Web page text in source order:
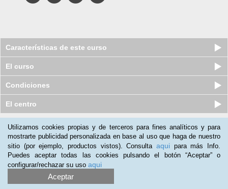
Características de este curso
El curso
Condiciones
El centro
Nuestros clientes opinan:
Isabel Cayuela(17-11-2018)
Por ahora el curso es muy completo. Está bien explicado. Muy
satisfecha con la compra.
Utilizamos cookies propias y de terceros para fines analíticos y para
mostrarte publicidad personalizada en base al uso que haga de nuestro
sitio (por ejemplo, productos vistos). Consulta aqui para más Info.
Puedes aceptar todas las cookies pulsando el botón “Aceptar” o
configurar/rechazar su uso aqui
Aceptar